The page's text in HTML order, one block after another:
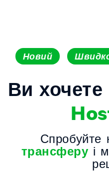
Новий
Ви
Спробуйте
трансферу і